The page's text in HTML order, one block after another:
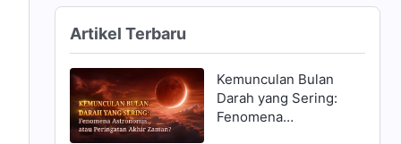
Artikel Terbaru
Kemunculan Bulan
Darah yang Sering:
Fenomena